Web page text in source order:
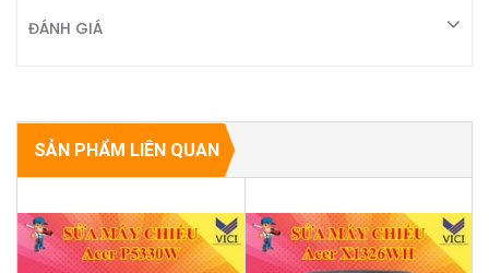
ĐÁNH GIÁ
SẢN PHẨM LIÊN QUAN